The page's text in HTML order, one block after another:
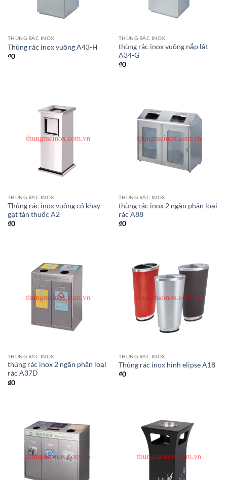
THÙNG RÁC INOX
Thùng rác inox vuông A43-H
₫0
THÙNG RÁC INOX
thùng rác inox vuông nắp lật
A34-G
₫0
THÙNG RÁC INOX
Thùng rác inox vuông có khay
gạt tàn thuốc A2
₫0
THÙNG RÁC INOX
thùng rác inox 2 ngăn phân loại
rác A88
₫0
THÙNG RÁC INOX
thùng rác inox 2 ngăn phân loại
rác A37D
₫0
THÙNG RÁC INOX
Thùng rác inox hình elipse A18
₫0